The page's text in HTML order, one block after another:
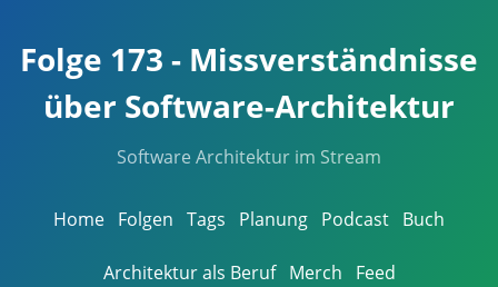
Folge 173 - Missverständnisse
über Software-Architektur
Software Architektur im Stream
Home Folgen Tags Planung Podcast Buch
Architektur als Beruf Merch Feed